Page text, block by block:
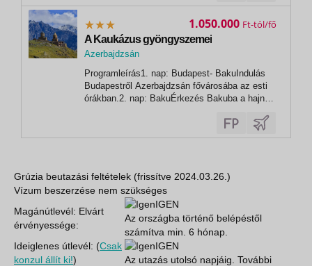
A Kaukázus gyöngyszemei
Azerbajdzsán
Baku
Programleírás1. nap: Budapest- BakuIndulás
Budapestről Azerbajdzsán fővárosába az esti
órákban.2. nap: BakuÉrkezés Bakuba a hajnali
pihenésre az éjszakai utazás után.Első
napunkon, Baku nevezetességeivel
1.050.000 Ft
Grúzia beutazási feltételek (frissítve 2024.03.26.)
Vízum beszerzése nem szükséges
Magánútlevél: Elvárt
érvényessége:
IGEN
Az országba történő belépéstől
számítva min. 6 hónap.
Ideiglenes útlevél: (Csak
konzul állít ki!)
IGEN
Az utazás utolsó napjáig. További